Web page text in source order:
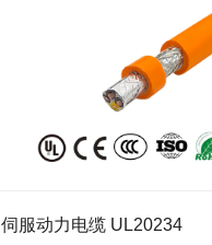
伺服动力电缆 UL20234